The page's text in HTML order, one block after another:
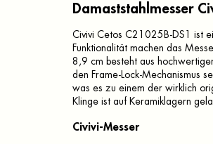
Damaststahlmesser
Civivi Cetos C21025B-DS1 ist
Funktionalität machen das
8,9 cm besteht aus
den Frame-Lock-Mechanismus
was es zu einem der wirklich
Klinge ist auf Keramiklagern
Civivi-Messer